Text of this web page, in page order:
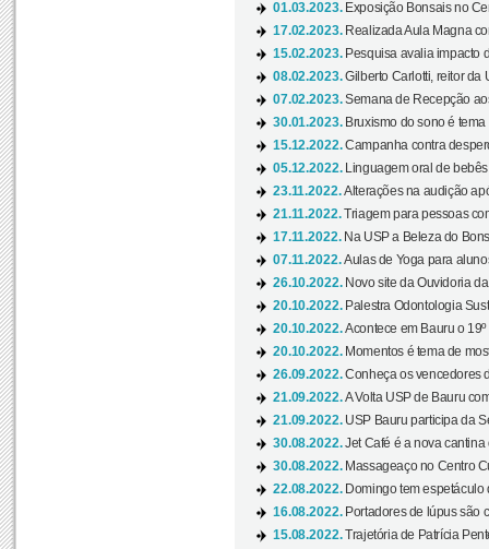
01.03.2023. Exposição Bonsais no
17.02.2023. Realizada Aula Magna
15.02.2023. Pesquisa avalia impacto
08.02.2023.Gilberto Carlotti, reitor da
07.02.2023.Semana de Recepção
30.01.2023. Bruxismo do sono é
15.12.2022.Campanha contra
05.12.2022.
Linguagem oral de
23.11.2022.Alterações na audição
21.11.2022.Triagem para pessoas
17.11.2022. Na USP a Beleza do
07.11.2022.Aulas de Yoga para
26.10.2022. Novo site da Ouvidoria
20.10.2022. Palestra Odontologia
20.10.2022.Acontece em Bauru o 19º
20.10.2022. Momentos é tema de
26.09.2022.Conheça os vencedores
21.09.2022.A Volta USP de Bauru
21.09.2022. USP Bauru participa da
30.08.2022.Jet Café é a nova
30.08.2022. Massageaço no Centro
22.08.2022. Domingo tem espetáculo
16.08.2022. Portadores de lúpus são
15.08.2022.Trajetória de Patrícia